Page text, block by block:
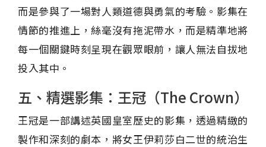
而是參與了一場對人類道德與勇氣的考驗。影集在
情節的推進上，絲毫沒有拖泥帶水，而是精準地將
每一個關鍵時刻呈現在觀眾眼前，讓人無法自拔地
投入其中。
五、精選影集：王冠（The Crown）
王冠是一部講述英國皇室歷史的影集，透過精緻的
製作和深刻的劇本，將女王伊莉莎白二世的統治生